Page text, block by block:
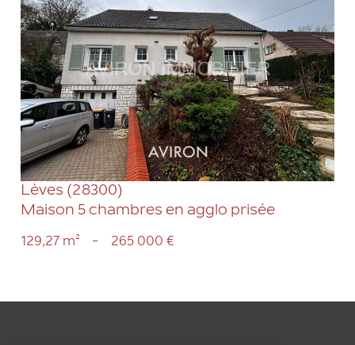
VOIR LE BIEN
Lèves (28300)
Maison 5 chambres en agglo prisée
129,27 m² - 265 000 €